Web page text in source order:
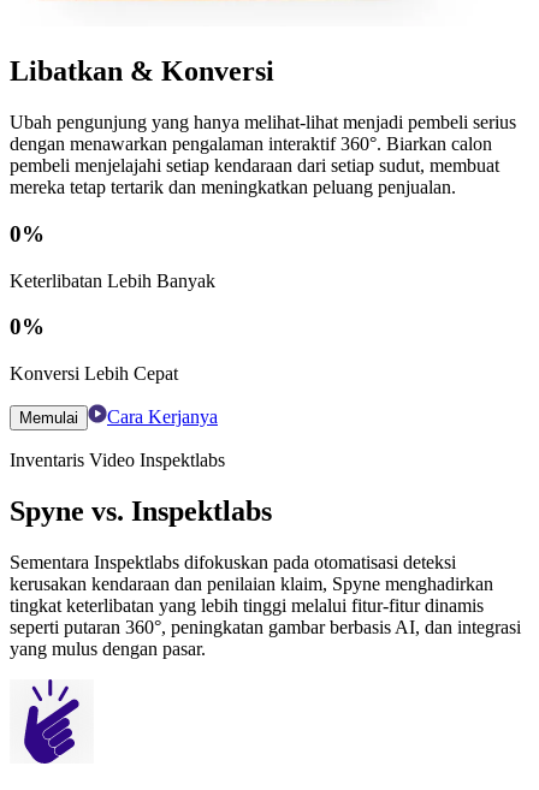
Libatkan & Konversi
Ubah pengunjung yang hanya melihat-lihat menjadi pembeli serius
dengan menawarkan pengalaman interaktif 360°. Biarkan calon
pembeli menjelajahi setiap kendaraan dari setiap sudut, membuat
mereka tetap tertarik dan meningkatkan peluang penjualan.
0%
Keterlibatan Lebih Banyak
0%
Konversi Lebih Cepat
Memulai Cara Kerjanya
Inventaris Video Inspektlabs
Spyne vs. Inspektlabs
Sementara Inspektlabs difokuskan pada otomatisasi deteksi
kerusakan kendaraan dan penilaian klaim, Spyne menghadirkan
tingkat keterlibatan yang lebih tinggi melalui fitur-fitur dinamis
seperti putaran 360°, peningkatan gambar berbasis AI, dan integrasi
yang mulus dengan pasar.